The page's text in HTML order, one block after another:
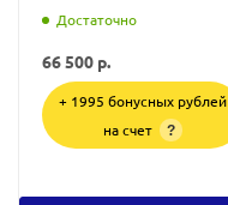
Достаточно
66 500 р.
+ 1995 бонусных рублей
на счет
?